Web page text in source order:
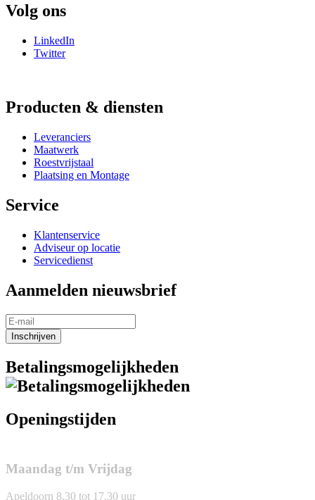
Volg ons
LinkedIn
Twitter
Producten & diensten
Leveranciers
Maatwerk
Roestvrijstaal
Plaatsing en Montage
Service
Klantenservice
Adviseur op locatie
Servicedienst
Aanmelden nieuwsbrief
Inschrijven
Betalingsmogelijkheden
Openingstijden
Maandag t/m Vrijdag
Apeldoorn 8.30 tot 17.30 uur